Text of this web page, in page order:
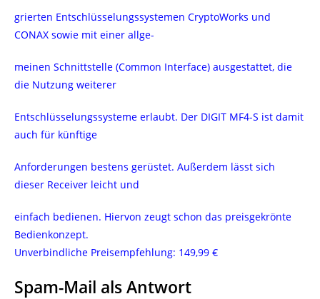
grierten Entschlüsselungssystemen CryptoWorks und
CONAX sowie mit einer allge-
meinen Schnittstelle (Common Interface) ausgestattet, die
die Nutzung weiterer
Entschlüsselungssysteme erlaubt. Der DIGIT MF4-S ist damit
auch für künftige
Anforderungen bestens gerüstet. Außerdem lässt sich
dieser Receiver leicht und
einfach bedienen. Hiervon zeugt schon das preisgekrönte
Bedienkonzept.
Unverbindliche Preisempfehlung: 149,99 €
Spam-Mail als Antwort